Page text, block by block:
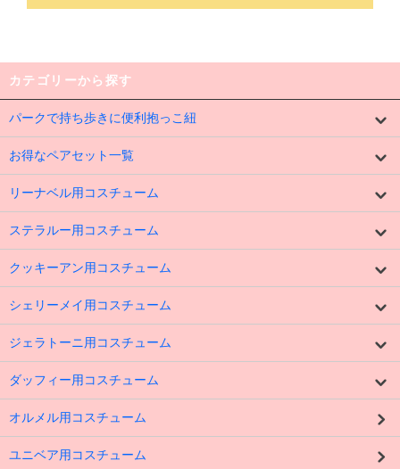
カテゴリーから探す
パークで持ち歩きに便利抱っこ紐
お得なペアセット一覧
リーナベル用コスチューム
ステラルー用コスチューム
クッキーアン用コスチューム
シェリーメイ用コスチューム
ジェラトーニ用コスチューム
ダッフィー用コスチューム
オルメル用コスチューム
ユニベア用コスチューム